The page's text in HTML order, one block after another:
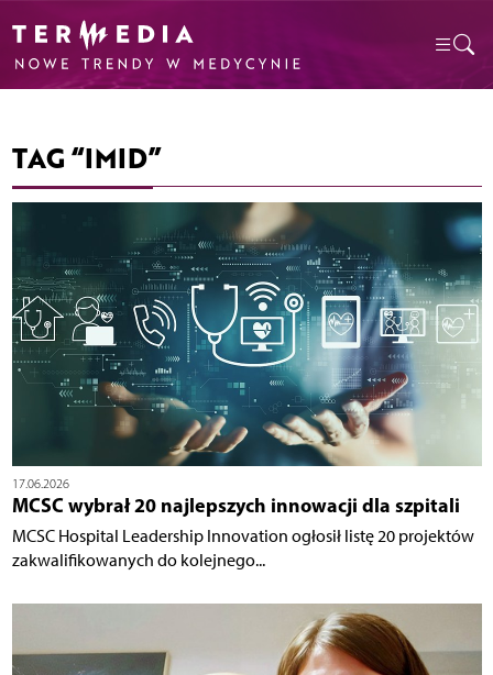
TAG “IMID”
17.06.2026
MCSC wybrał 20 najlepszych innowacji dla szpitali
MCSC Hospital Leadership Innovation ogłosił listę 20 projektów
zakwalifikowanych do kolejnego...